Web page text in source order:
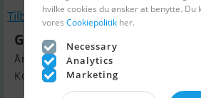
Tilbage
Grand S370NS
Årgang 2026, Gummibåd / Rib til
Kolding, Danmark
hvilke cookies du ønsker at benytte.
vores Cookiepolitik her.
Necessary
Analytics
Marketing